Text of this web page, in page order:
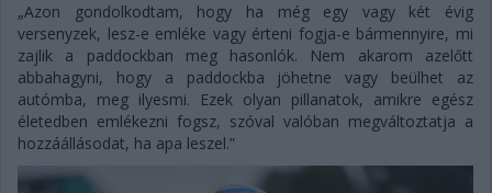
„Azon gondolkodtam, hogy ha még egy vagy két évig
versenyzek, lesz-e emléke vagy érteni fogja-e bármennyire, mi
zajlik a paddockban meg hasonlók. Nem akarom azelőtt
abbahagyni, hogy a paddockba jöhetne vagy beülhet az
autómba, meg ilyesmi. Ezek olyan pillanatok, amikre egész
életedben emlékezni fogsz, szóval valóban megváltoztatja a
hozzáállásodat, ha apa leszel.”